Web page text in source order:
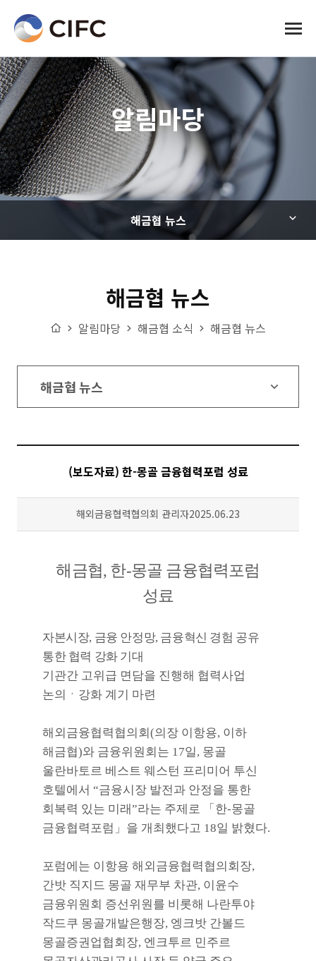
전체메
알림마당
해금협 뉴스
해금협 뉴스
Home
알림마당 해금협 소식 해금협 뉴스
해금협 뉴스
(보도자료) 한-몽골 금융협력포럼 성료
작성자
해외금융협력협의회 관리자등록일
2025.06.23
해금협, 한-몽골 금융협력포럼
성료
자본시장, 금융 안정망, 금융혁신 경험 공유
통한 협력 강화 기대
기관간 고위급 면담을 진행해 협력사업
논의ㆍ강화 계기 마련
해외금융협력협의회 (의장 이항용, 이하
해금협)와 금융위원회는 17일 , 몽골
울란바토르 베스트 웨스턴 프리미어 투신
호텔에서 “금융시장 발전과 안정을 통한
회복력 있는 미래”라는 주제로 「 한-몽골
금융협력포럼 」 을 개최했다고 18일 밝혔다.
포럼에는 이항용 해외금융협력협의회장,
간밧 직지드 몽골 재무부 차관, 이윤수
금융위원회 증선위원를 비롯해 나란투야
작드쿠 몽골개발은행장, 엥크밧 간볼드
몽골증권업협회장, 엔크투르 민주르